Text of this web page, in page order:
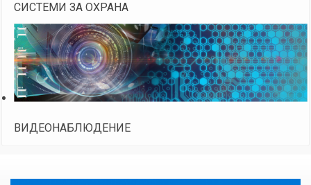
СИСТЕМИ ЗА ОХРАНА
ВИДЕОНАБЛЮДЕНИЕ